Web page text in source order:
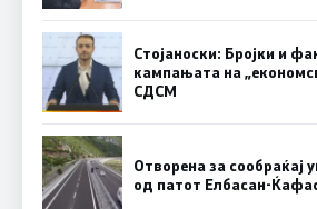
Стојаноски: Бројки и
кампањата на
СДСM
Отворена за сообраќај
од патот Елбасан-